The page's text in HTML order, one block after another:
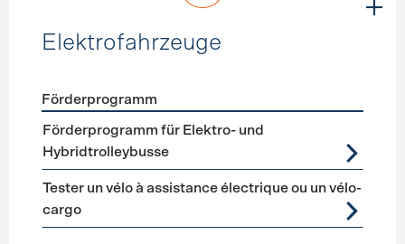
Elektrofahrzeuge
Förderprogramme Elektrofahrzeuge
Förderprogramm
Förderprogramm für Elektro- und
Hybridtrolleybusse
Tester un vélo à assistance électrique ou un vélo-
cargo